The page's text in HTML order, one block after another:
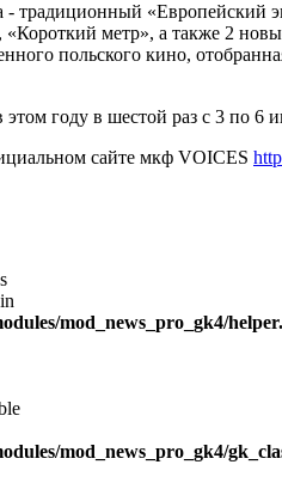
- традиционный «Европейский
метр», а также 2
польского кино,
году в шестой раз с 3 по 6
сайте мкф VOICES
mod_news_pro_gk4/
mod_news_pro_gk4/